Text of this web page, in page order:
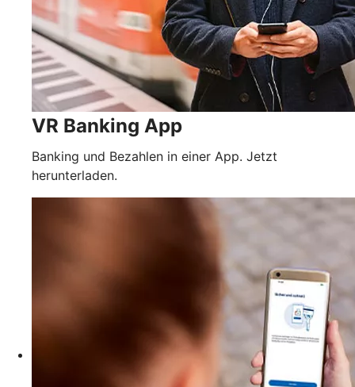
VR Banking App
Banking und Bezahlen in einer App. Jetzt
herunterladen.